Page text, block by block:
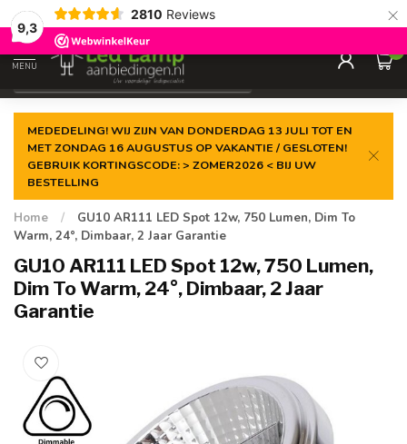
9,3
2810 Reviews ×
Gegarandeerde delaagste prijs
MENU
0
MEDEDELING! WIJ ZIJN VAN DONDERDAG 13 JULI TOT EN
MET ZONDAG 16 AUGUSTUS OP VAKANTIE / GESLOTEN!
GEBRUIK KORTINGSCODE: > ZOMER2026 < BIJ UW
BESTELLING
Home /
GU10 AR111 LED Spot 12w, 750 Lumen, Dim To
Warm, 24°, Dimbaar, 2 Jaar Garantie
GU10 AR111 LED Spot 12w, 750 Lumen,
Dim To Warm, 24°, Dimbaar, 2 Jaar
Garantie